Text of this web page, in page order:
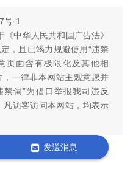
号-1
中华人民共和国广告法》
，且已竭力规避使用“违禁
页面含有极限化及其他相
，一律非本网站主观意愿并
词”为借口举报我司违反
凡访客访问本网站，均表示
发送消息